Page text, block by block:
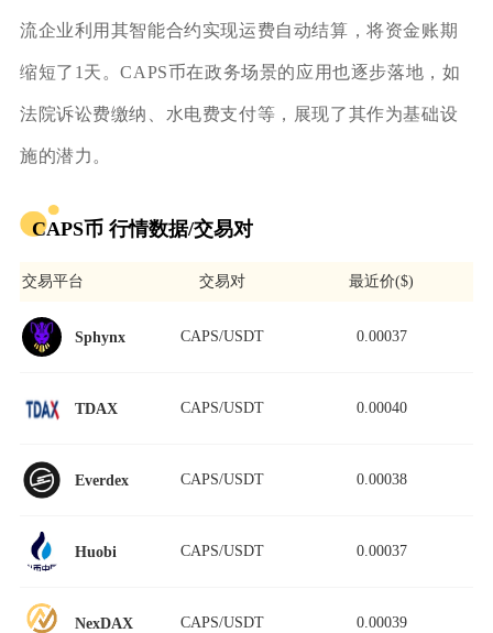
流企业利用其智能合约实现运费自动结算，将资金账期
缩短了1天。CAPS币在政务场景的应用也逐步落地，如
法院诉讼费缴纳、水电费支付等，展现了其作为基础设
施的潜力。
CAPS币 行情数据/交易对
交易平台 交易对 最近价($)
Sphynx CAPS/USDT 0.00037
TDAX CAPS/USDT 0.00040
Everdex CAPS/USDT 0.00038
Huobi CAPS/USDT 0.00037
NexDAX CAPS/USDT 0.00039